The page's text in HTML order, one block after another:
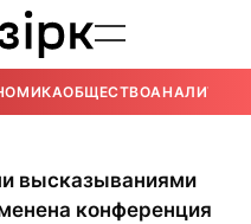
ОБЩЕСТВОАНАЛИТИКА
высказываниями
конференция